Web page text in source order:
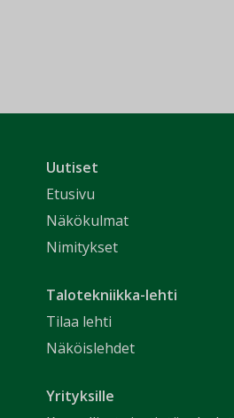
Uutiset
Etusivu
Näkökulmat
Nimitykset
Talotekniikka-lehti
Tilaa lehti
Näköislehdet
Yrityksille